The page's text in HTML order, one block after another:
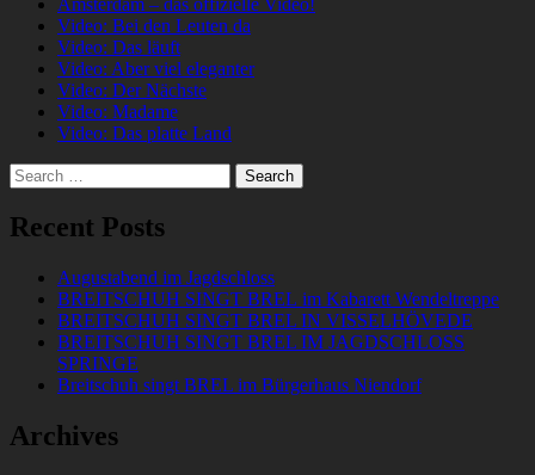
Video: Bei den Leuten da
Video: Das läuft
Video: Aber viel eleganter
Video: Der Nächste
Video: Madame
Video: Das platte Land
Search
for:
Recent Posts
Augustabend im Jagdschloss
BREITSCHUH SINGT BREL im Kabarett Wendeltreppe
BREITSCHUH SINGT BREL IN VISSELHÖVEDE
BREITSCHUH SINGT BREL IM JAGDSCHLOSS
SPRINGE
Breitschuh singt BREL im Bürgerhaus Niendorf
Archives